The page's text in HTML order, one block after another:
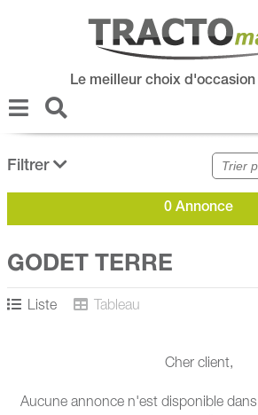
Le meilleur choix d'occasion
Filtrer
0 Annonce
GODET TERRE
Liste Tableau
Cher client,
Aucune annonce n'est disponible